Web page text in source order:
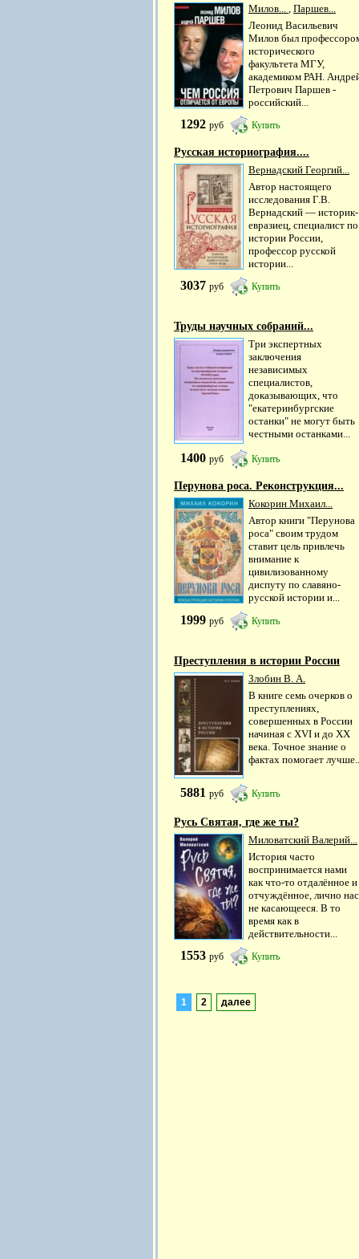
Милов...
Паршев...
Леонид Васильевич
Милов был
исторического
факультета МГУ,
академиком РАН.
Петрович Паршев -
российский...
1292 руб Купить
Русская историография....
Вернадский Георгий...
Автор настоящего
исследования Г.В.
Вернадский — историк-
евразиец, специалист по
истории России,
профессор русской
истории...
3037 руб Купить
Труды научных собраний...
Три экспертных
заключения
независимых
специалистов,
доказывающих, что
"екатеринбургские
останки" не могут быть
честными останками...
1400 руб Купить
Перунова роса. Реконструкция...
Кокорин Михаил...
Автор книги "Перунова
роса" своим трудом
ставит цель привлечь
внимание к
цивилизованному
диспуту по славяно-
русской истории и...
1999 руб Купить
Преступления в истории России
Злобин В. А.
В книге семь очерков о
преступлениях,
совершенных в России
начиная с XVI и до XX
века. Точное знание о
фактах помогает
5881 руб Купить
Русь Святая, где же ты?
Миловатский Валерий...
История часто
воспринимается нами
как что-то отдалённое и
отчуждённое, лично нас
не касающееся. В то
время как в
действительности...
1553 руб Купить
1 2 далее